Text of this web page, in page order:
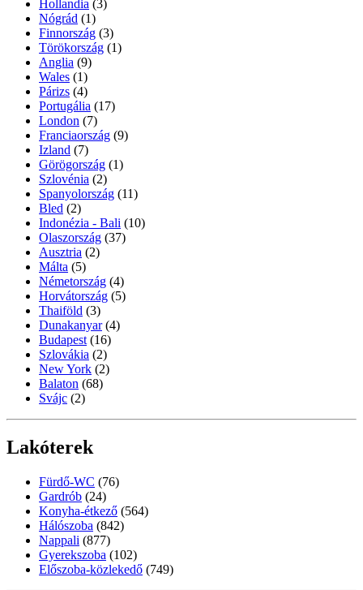
Hollandia (3)
Nógrád (1)
Finnország (3)
Törökország (1)
Anglia (9)
Wales (1)
Párizs (4)
Portugália (17)
London (7)
Franciaország (9)
Izland (7)
Görögország (1)
Szlovénia (2)
Spanyolország (11)
Bled (2)
Indonézia - Bali (10)
Olaszország (37)
Ausztria (2)
Málta (5)
Németország (4)
Horvátország (5)
Thaiföld (3)
Dunakanyar (4)
Budapest (16)
Szlovákia (2)
New York (2)
Balaton (68)
Svájc (2)
Lakóterek
Fürdő-WC (76)
Gardrób (24)
Konyha-étkező (564)
Hálószoba (842)
Nappali (877)
Gyerekszoba (102)
Előszoba-közlekedő (749)